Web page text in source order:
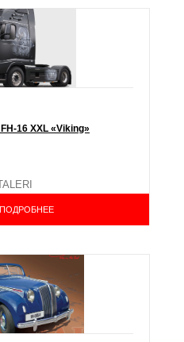
16 XXL «Viking»
ПОДРОБНЕЕ